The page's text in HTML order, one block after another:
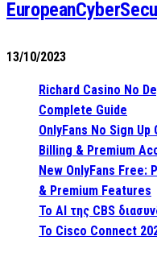
13/10/2023
Richard Casino No
Complete Guide
OnlyFans No Sign
Billing & Premium
New OnlyFans
& Premium Features
Το AI της CBS
Το Cisco Connect